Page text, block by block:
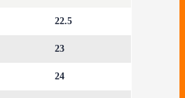
22.5
23
24